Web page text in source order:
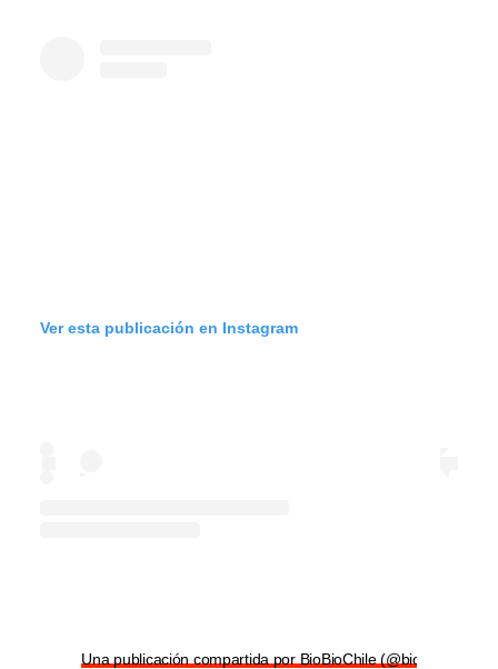
Ver esta publicación en Instagram
Una publicación compartida por BioBioChile (@biobiochile)